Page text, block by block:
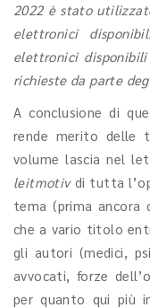
2022 è stato
elettronici
elettronici
richieste da parte
A conclusione di
rende merito delle
volume lascia nel
leitmotivdi tutta
tema (prima ancora
che a vario titolo
gli autori (medici,
avvocati, forze
per quanto qui più